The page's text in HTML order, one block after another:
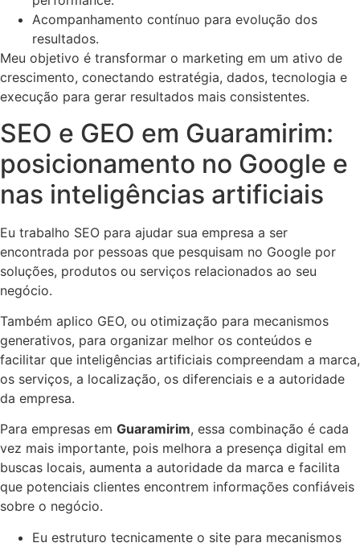
Acompanhamento contínuo para evolução dos
resultados.
Meu objetivo é transformar o marketing em um ativo de
crescimento, conectando estratégia, dados, tecnologia e
execução para gerar resultados mais consistentes.
SEO e GEO em Guaramirim:
posicionamento no Google e
nas inteligências artificiais
Eu trabalho SEO para ajudar sua empresa a ser
encontrada por pessoas que pesquisam no Google por
soluções, produtos ou serviços relacionados ao seu
negócio.
Também aplico GEO, ou otimização para mecanismos
generativos, para organizar melhor os conteúdos e
facilitar que inteligências artificiais compreendam a marca,
os serviços, a localização, os diferenciais e a autoridade
da empresa.
Para empresas em Guaramirim, essa combinação é cada
vez mais importante, pois melhora a presença digital em
buscas locais, aumenta a autoridade da marca e facilita
que potenciais clientes encontrem informações confiáveis
sobre o negócio.
Eu estruturo tecnicamente o site para mecanismos